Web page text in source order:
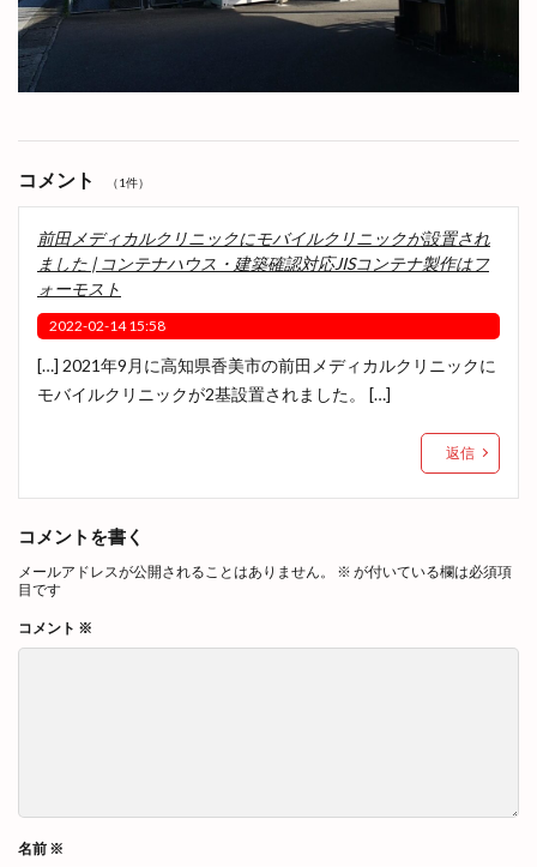
コメント （1件）
前田メディカルクリニックにモバイルクリニックが設置され
ました | コンテナハウス・建築確認対応JISコンテナ製作はフ
ォーモスト
2022-02-14 15:58
[…] 2021年9月に高知県香美市の前田メディカルクリニックに
モバイルクリニックが2基設置されました。 […]
返信
コメントを書く
メールアドレスが公開されることはありません。 ※ が付いている欄は必須項
目です
コメント ※
名前 ※